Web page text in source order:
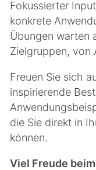
Fokussierter
konkrete
Übungen warten
Zielgruppen, von
Freuen Sie sich
inspirierende
die Sie direkt in
können.
Viel Freude